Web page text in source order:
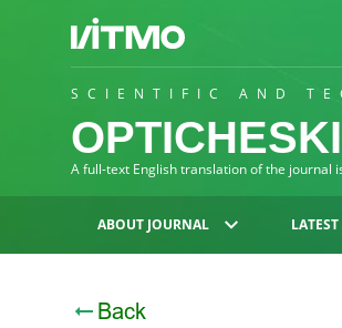
SCIENTIFIC AND
A full-text English translation of the journal
ABOUT JOURNAL
Back